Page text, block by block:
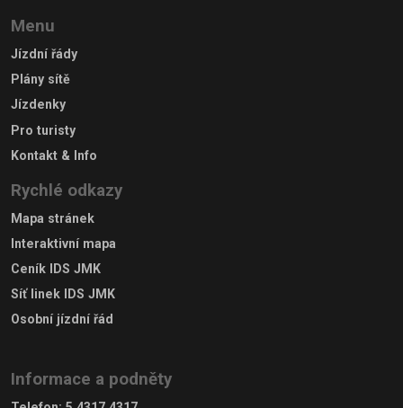
Menu
Jízdní řády
Plány sítě
Jízdenky
Pro turisty
Kontakt & Info
Rychlé odkazy
Mapa stránek
Interaktivní mapa
Ceník IDS JMK
Síť linek IDS JMK
Osobní jízdní řád
Informace a podněty